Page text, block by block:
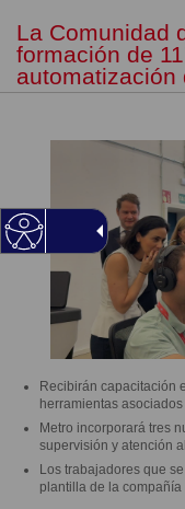
La Comunidad
formación de
automatización
Recibirán capacitación
herramientas
Metro incorporará tres
supervisión y atención
Los trabajadores que
plantilla de la compañía